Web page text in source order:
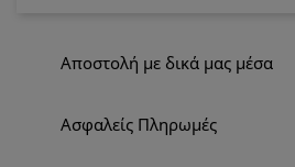
Αποστολή με δικά μας μέσα
Ασφαλείς Πληρωμές